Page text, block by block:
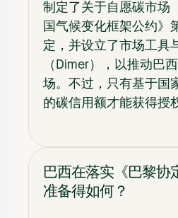
制定了关于自愿碳市场
国气候变化框架公约》
定，并设立了市场工具
（Dimer），以推动巴
场。不过，只有基于国
的碳信用额才能获得授
巴西在落实《巴黎协
准备得如何？